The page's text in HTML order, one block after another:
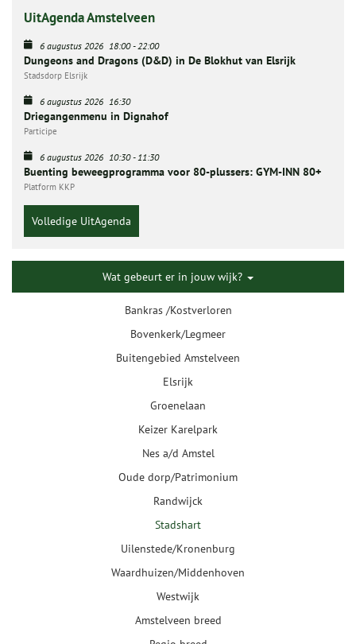
UitAgenda Amstelveen
6 augustus 2026 18:00-22:00
Dungeons and Dragons (D&D) in De Blokhut van Elsrijk
Stadsdorp Elsrijk
6 augustus 2026 16:30
Driegangenmenu in Dignahof
Participe
6 augustus 2026 10:30-11:30
Buenting beweegprogramma voor 80-plussers: GYM-INN 80+
Platform KKP
Volledige UitAgenda
Wat gebeurt er in jouw wijk?
Bankras /Kostverloren
Bovenkerk/Legmeer
Buitengebied Amstelveen
Elsrijk
Groenelaan
Keizer Karelpark
Nes a/d Amstel
Oude dorp/Patrimonium
Randwijck
Stadshart
Uilenstede/Kronenburg
Waardhuizen/Middenhoven
Westwijk
Amstelveen breed